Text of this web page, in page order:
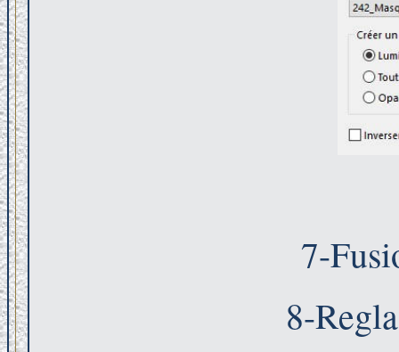
7-
8-